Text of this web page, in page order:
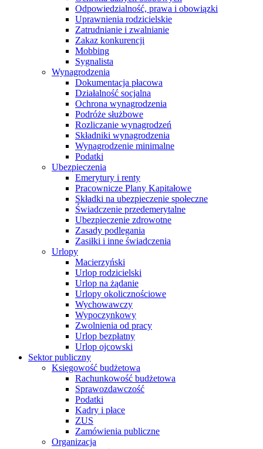
Odpowiedzialność, prawa i obowiązki
Uprawnienia rodzicielskie
Zatrudnianie i zwalnianie
Zakaz konkurencji
Mobbing
Sygnalista
Wynagrodzenia
Dokumentacja płacowa
Działalność socjalna
Ochrona wynagrodzenia
Podróże służbowe
Rozliczanie wynagrodzeń
Składniki wynagrodzenia
Wynagrodzenie minimalne
Podatki
Ubezpieczenia
Emerytury i renty
Pracownicze Plany Kapitałowe
Składki na ubezpieczenie społeczne
Świadczenie przedemerytalne
Ubezpieczenie zdrowotne
Zasady podlegania
Zasiłki i inne świadczenia
Urlopy
Macierzyński
Urlop rodzicielski
Urlop na żądanie
Urlopy okolicznościowe
Wychowawczy
Wypoczynkowy
Zwolnienia od pracy
Urlop bezpłatny
Urlop ojcowski
Sektor publiczny
Księgowość budżetowa
Rachunkowość budżetowa
Sprawozdawczość
Podatki
Kadry i płace
ZUS
Zamówienia publiczne
Organizacja